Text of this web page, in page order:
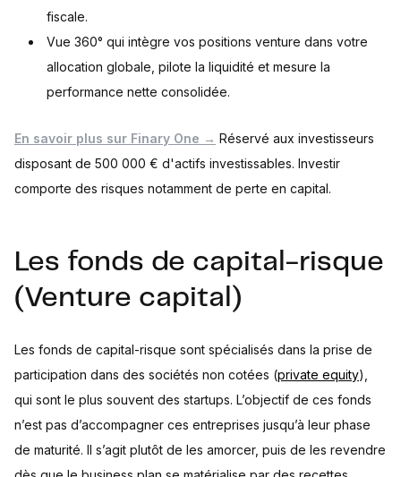
fiscale.
Vue 360° qui intègre vos positions venture dans votre
allocation globale, pilote la liquidité et mesure la
performance nette consolidée.
En savoir plus sur Finary One → Réservé aux investisseurs
disposant de 500 000 € d'actifs investissables. Investir
comporte des risques notamment de perte en capital.
Les fonds de capital-risque
(Venture capital)
Les fonds de capital-risque sont spécialisés dans la prise de
participation dans des sociétés non cotées (private equity),
qui sont le plus souvent des startups. L’objectif de ces fonds
n’est pas d’accompagner ces entreprises jusqu’à leur phase
de maturité. Il s’agit plutôt de les amorcer, puis de les revendre